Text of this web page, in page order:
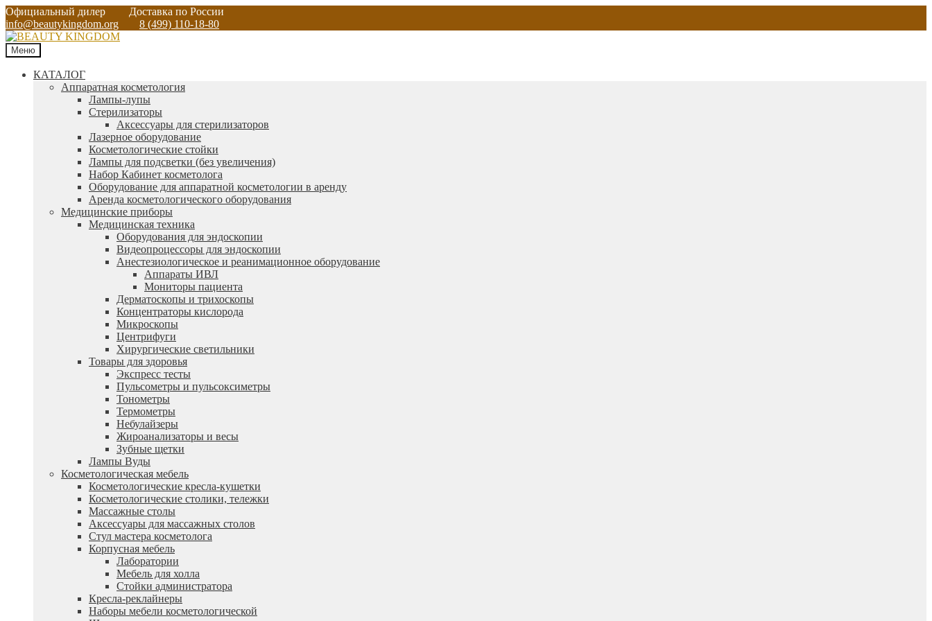
Официальный дилер
Доставка по России
info@beautykingdom.org
8 (499) 110-18-80
Меню
КАТАЛОГ
Аппаратная косметология
Лампы-лупы
Стерилизаторы
Аксессуары для стерилизаторов
Лазерное оборудование
Косметологические стойки
Лампы для подсветки (без увеличения)
Набор Кабинет косметолога
Оборудование для аппаратной косметологии в аренду
Аренда косметологического оборудования
Медицинские приборы
Медицинская техника
Оборудования для эндоскопии
Видеопроцессоры для эндоскопии
Анестезиологическое и реанимационное оборудование
Аппараты ИВЛ
Мониторы пациента
Дерматоскопы и трихоскопы
Концентраторы кислорода
Микроскопы
Центрифуги
Xирургические светильники
Товары для здоровья
Экспресс тесты
Пульсометры и пульсоксиметры
Тонометры
Термометры
Небулайзеры
Жироанализаторы и весы
Зубные щетки
Лампы Вуды
Косметологическая мебель
Косметологические кресла-кушетки
Косметологические столики, тележки
Массажные столы
Аксессуары для массажных столов
Стул мастера косметолога
Корпусная мебель
Лаборатории
Мебель для холла
Стойки администратора
Кресла-реклайнеры
Наборы мебели косметологической